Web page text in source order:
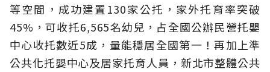
等空間，成功建置130家公托，家外托育率突破
45%，可收托6,565名幼兒，占全國公辦民營托嬰
中心收托數近5成，量能穩居全國第一！再加上準
公共化托嬰中心及居家托育人員，新北市整體公共